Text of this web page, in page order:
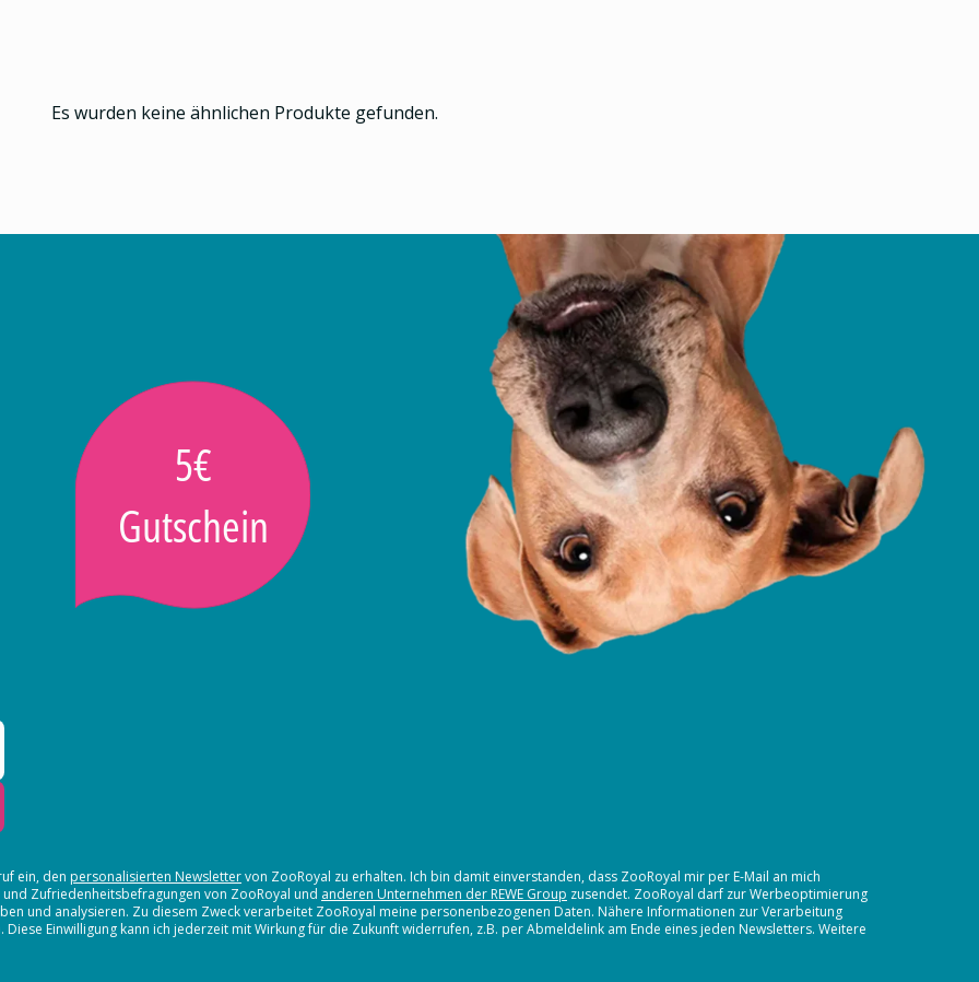
Es wurden keine ähnlichen Produkte gefunden.
5€
Gutschein
ein, den personalisierten Newslettervon ZooRoyal zu erhalten. Ich bin damit einverstanden, dass ZooRoyal mir per E-Mail an mich
Zufriedenheitsbefragungen von ZooRoyal und anderen Unternehmen der REWE Group zusendet. ZooRoyal darf zur Werbeoptimierung
und analysieren. Zu diesem Zweck verarbeitet ZooRoyal meine personenbezogenen Daten. Nähere Informationen zur Verarbeitung
Einwilligung kann ich jederzeit mit Wirkung für die Zukunft widerrufen, z.B. per Abmeldelink am Ende eines jeden Newsletters. Weitere